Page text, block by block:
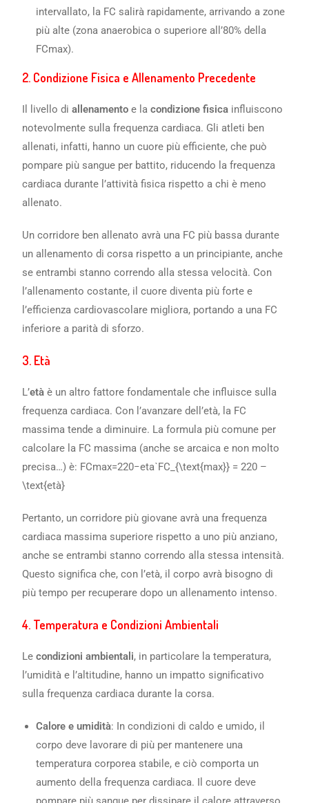
intervallato, la FC salirà rapidamente, arrivando a zone
più alte (zona anaerobica o superiore all’80% della
FCmax).
2. Condizione Fisica e Allenamento Precedente
Il livello diallenamento e lacondizione fisica influiscono
notevolmente sulla frequenza cardiaca. Gli atleti ben
allenati, infatti, hanno un cuore più efficiente, che può
pompare più sangue per battito, riducendo la frequenza
cardiaca durante l’attività fisica rispetto a chi è meno
allenato.
Un corridore ben allenato avrà una FC più bassa durante
un allenamento di corsa rispetto a un principiante, anche
se entrambi stanno correndo alla stessa velocità. Con
l’allenamento costante, il cuore diventa più forte e
l’efficienza cardiovascolare migliora, portando a una FC
inferiore a parità di sforzo.
3. Età
L’età è un altro fattore fondamentale che influisce sulla
frequenza cardiaca. Con l’avanzare dell’età, la FC
massima tende a diminuire. La formula più comune per
calcolare la FC massima (anche se arcaica e non molto
precisa…) è: FCmax=220−etaˋFC_{\text{max}} = 220 –
\text{età}
Pertanto, un corridore più giovane avrà una frequenza
cardiaca massima superiore rispetto a uno più anziano,
anche se entrambi stanno correndo alla stessa intensità.
Questo significa che, con l’età, il corpo avrà bisogno di
più tempo per recuperare dopo un allenamento intenso.
4. Temperatura e Condizioni Ambientali
Lecondizioni ambientali, in particolare la temperatura,
l’umidità e l’altitudine, hanno un impatto significativo
sulla frequenza cardiaca durante la corsa.
Calore e umidità: In condizioni di caldo e umido, il
corpo deve lavorare di più per mantenere una
temperatura corporea stabile, e ciò comporta un
aumento della frequenza cardiaca. Il cuore deve